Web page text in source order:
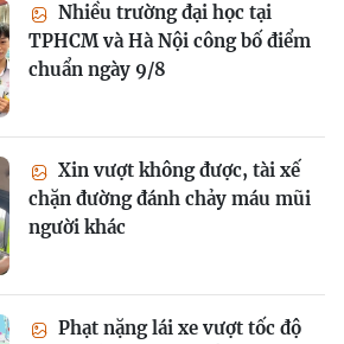
Nhiều trường đại học tại
TPHCM và Hà Nội công bố điểm
chuẩn ngày 9/8
Xin vượt không được, tài xế
chặn đường đánh chảy máu mũi
người khác
Phạt nặng lái xe vượt tốc độ